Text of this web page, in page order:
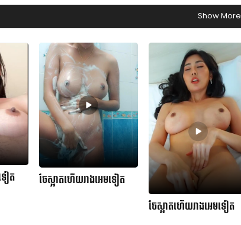
Show More
ៀត
ចែស្អាតហើយរាងអេមទៀត
ចែស្អាតហើយរាងអេមទៀត